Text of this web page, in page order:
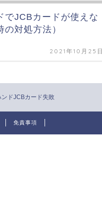
でJCBカードが使えな
対処方法）
2021年10月25
ンドJCBカード失敗
免責事項